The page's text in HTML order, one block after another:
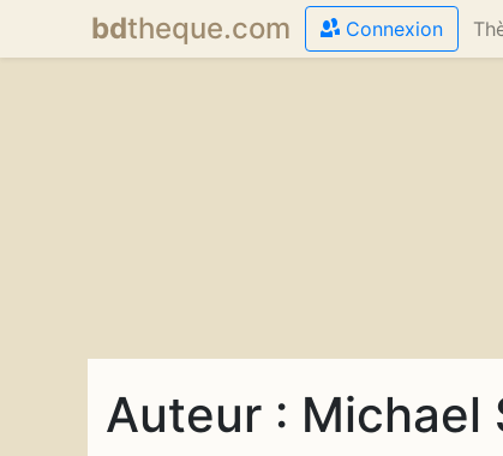
bdtheque.com Connexion
Auteur : Michael